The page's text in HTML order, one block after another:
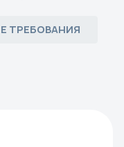
ТРЕБОВАНИЯ